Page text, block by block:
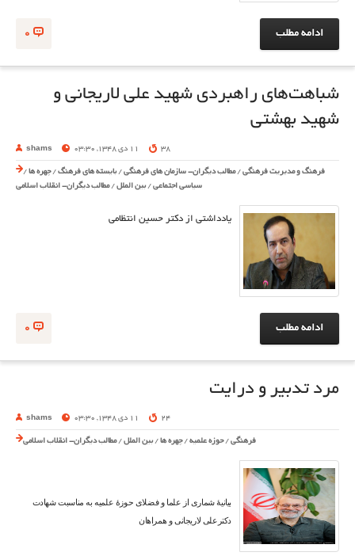
0 ادامه مطلب
شباهت‌های راهبردی شهید علی لاریجانی و
شهید بهشتی
shams 11 دی 1348, 03:30 38
فرهنگ و مدیریت فرهنگی /مطالب دیگران- سازمان های فرهنگی /بایسته های فرهنگ /چهره ها /
سیاسی اجتماعی /بین الملل /مطالب دیگران- انقلاب اسلامی
یادداشتی از دکتر حسین انتظامی
0 ادامه مطلب
مرد تدبیر و درایت
shams 11 دی 1348, 03:30 24
فرهنگی /حوزه علمیه /چهره ها /بین الملل /مطالب دیگران- انقلاب اسلامی
بیانیۀ شماری از علما و فضلای حوزۀ علمیه به مناسبت شهادت
دکترعلی لاریجانی و همراهان